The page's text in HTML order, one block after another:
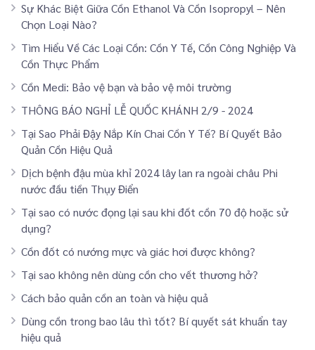
Sự Khác Biệt Giữa Cồn Ethanol Và Cồn Isopropyl – Nên
Chọn Loại Nào?
Tìm Hiểu Về Các Loại Cồn: Cồn Y Tế, Cồn Công Nghiệp Và
Cồn Thực Phẩm
Cồn Medi: Bảo vệ bạn và bảo vệ môi trường
THÔNG BÁO NGHỈ LỄ QUỐC KHÁNH 2/9 - 2024
Tại Sao Phải Đậy Nắp Kín Chai Cồn Y Tế? Bí Quyết Bảo
Quản Cồn Hiệu Quả
Dịch bệnh đậu mùa khỉ 2024 lây lan ra ngoài châu Phi
nước đầu tiền Thụy Điển
Tại sao có nước đọng lại sau khi đốt cồn 70 độ hoặc sử
dụng?
Cồn đốt có nướng mực và giác hơi được không?
Tại sao không nên dùng cồn cho vết thương hở?
Cách bảo quản cồn an toàn và hiệu quả
Dùng cồn trong bao lâu thì tốt? Bí quyết sát khuẩn tay
hiệu quả